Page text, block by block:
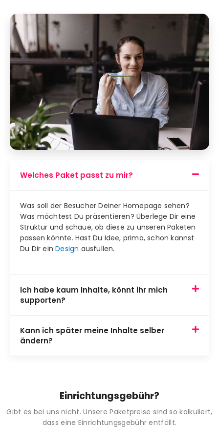
Welches Paket passt zu mir?
Was soll der Besucher Deiner Homepage sehen?
Was möchtest Du präsentieren? Überlege Dir eine
Struktur und schaue, ob diese zu unseren Paketen
passen könnte. Hast Du Idee, prima, schon kannst
Du Dir einDesign ausfüllen.
Ich habe kaum Inhalte, könnt ihr mich
supporten?
Kann ich später meine Inhalte selber
ändern?
Einrichtungsgebühr?
Gibt es bei uns nicht. Unsere Paketpreise sind so kalkuliert,
dass eine Einrichtungsgebühr entfällt.